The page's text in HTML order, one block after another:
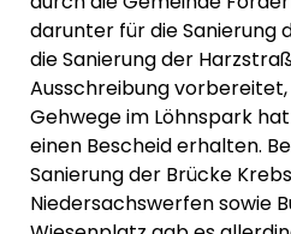
darunter für die Sanierung
die Sanierung der
Ausschreibung
Gehwege im Löhnspark
einen Bescheid erhalten.
Sanierung der Brücke
Niedersachswerfen sowie